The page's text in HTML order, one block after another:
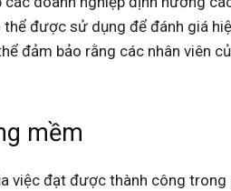
được sử dụng để đánh giá
đảm bảo rằng các nhân viên
mềm
việc đạt được thành công trong